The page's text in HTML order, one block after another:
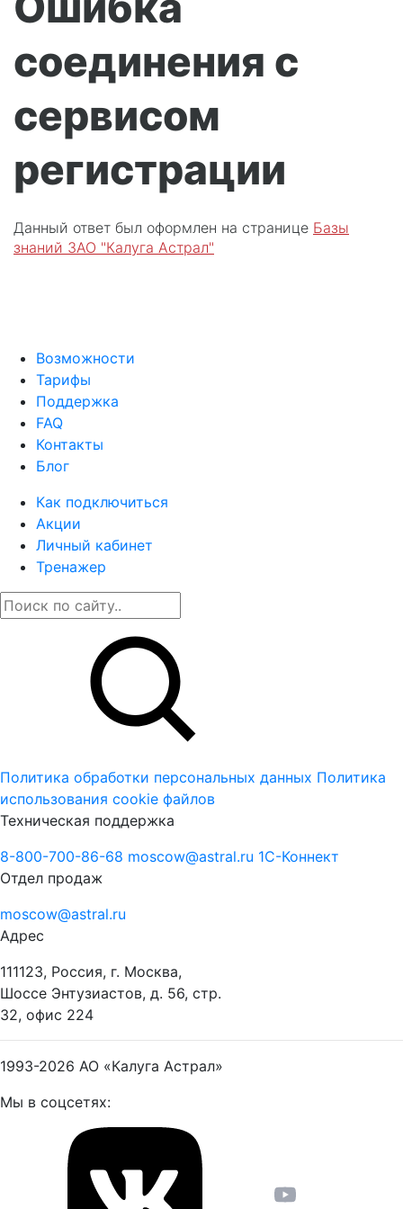
соединения с
сервисом
регистрации
Данный ответ был оформлен на странице Базы
знаний ЗАО "Калуга Астрал"
Возможности
Тарифы
Поддержка
FAQ
Контакты
Блог
Как подключиться
Акции
Личный кабинет
Тренажер
Политика обработки персональных данных Политика
использования cookie файлов
Техническая поддержка
8-800-700-86-68 moscow@astral.ru 1С-Коннект
Отдел продаж
moscow@astral.ru
Адрес
111123, Россия, г. Москва,
Шоссе Энтузиастов, д. 56, стр.
32, офис 224
1993-2026 АО «Калуга Астрал»
Мы в соцсетях: